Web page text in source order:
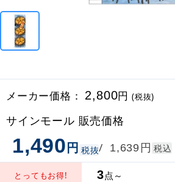
メーカー価格： 2,800円(税抜)
サインモール 販売価格
1,490円 税抜/ 1,639円 税込
とってもお得! 3点～